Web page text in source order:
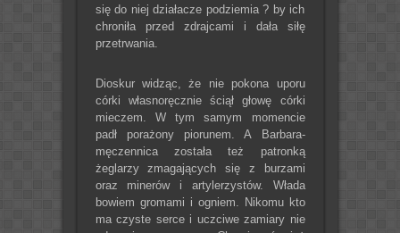
się do niej działacze podziemia ? by ich
chroniła przed zdrajcami i dała siłę
przetrwania.
Dioskur widząc, że nie pokona uporu
córki własnoręcznie ściął głowę córki
mieczem. W tym samym momencie
padł porażony piorunem. A Barbara-
męczennica została też patronką
żeglarzy zmagających się z burzami
oraz minerów i artylerzystów. Włada
bowiem gromami i ogniem. Nikomu kto
ma czyste serce i uczciwe zamiary nie